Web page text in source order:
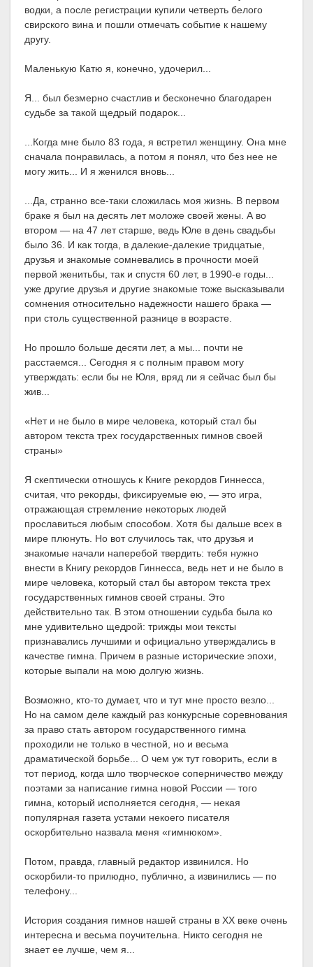
водки, а после регистрации купили четверть белого
свирского вина и пошли отмечать событие к нашему
другу.
Маленькую Катю я, конечно, удочерил...
Я... был безмерно счастлив и бесконечно благодарен
судьбе за такой щедрый подарок...
...Когда мне было 83 года, я встретил женщину. Она мне
сначала понравилась, а потом я понял, что без нее не
могу жить... И я женился вновь...
...Да, странно все-таки сложилась моя жизнь. В первом
браке я был на десять лет моложе своей жены. А во
втором — на 47 лет старше, ведь Юле в день свадьбы
было 36. И как тогда, в далекие-далекие тридцатые,
друзья и знакомые сомневались в прочности моей
первой женитьбы, так и спустя 60 лет, в 1990-е годы...
уже другие друзья и другие знакомые тоже высказывали
сомнения относительно надежности нашего брака —
при столь существенной разнице в возрасте.
Но прошло больше десяти лет, а мы... почти не
расстаемся... Сегодня я с полным правом могу
утверждать: если бы не Юля, вряд ли я сейчас был бы
жив...
«Нет и не было в мире человека, который стал бы
автором текста трех государственных гимнов своей
страны»
Я скептически отношусь к Книге рекордов Гиннесса,
считая, что рекорды, фиксируемые ею, — это игра,
отражающая стремление некоторых людей
прославиться любым способом. Хотя бы дальше всех в
мире плюнуть. Но вот случилось так, что друзья и
знакомые начали наперебой твердить: тебя нужно
внести в Книгу рекордов Гиннесса, ведь нет и не было в
мире человека, который стал бы автором текста трех
государственных гимнов своей страны. Это
действительно так. В этом отношении судьба была ко
мне удивительно щедрой: трижды мои тексты
признавались лучшими и официально утверждались в
качестве гимна. Причем в разные исторические эпохи,
которые выпали на мою долгую жизнь.
Возможно, кто-то думает, что и тут мне просто везло...
Но на самом деле каждый раз конкурсные соревнования
за право стать автором государственного гимна
проходили не только в честной, но и весьма
драматической борьбе... О чем уж тут говорить, если в
тот период, когда шло творческое соперничество между
поэтами за написание гимна новой России — того
гимна, который исполняется сегодня, — некая
популярная газета устами некоего писателя
оскорбительно назвала меня «гимнюком».
Потом, правда, главный редактор извинился. Но
оскорбили-то прилюдно, публично, а извинились — по
телефону...
История создания гимнов нашей страны в XX веке очень
интересна и весьма поучительна. Никто сегодня не
знает ее лучше, чем я...